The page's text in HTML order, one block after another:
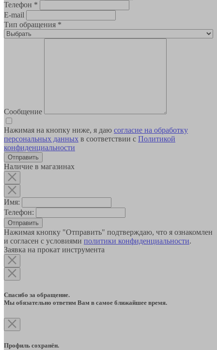
Телефон *
E-mail
Тип обращения *
Сообщение
Нажимая на кнопку ниже, я даю согласие на обработку
персональных данных в соответствии с Политикой
конфиденциальности
Наличие в магазинах
Имя:
Телефон:
Отправить
Нажимая кнопку "Отправить" подтверждаю, что я ознакомлен
и согласен с условиями политики конфиденциальности.
Заявка на прокат инструмента
Спасибо за обращение.
Мы обязательно ответим Вам в самое ближайшее время.
Профиль сохранён.